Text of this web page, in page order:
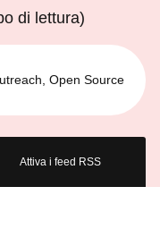
di lettura)
Open Source
Attiva i feed RSS